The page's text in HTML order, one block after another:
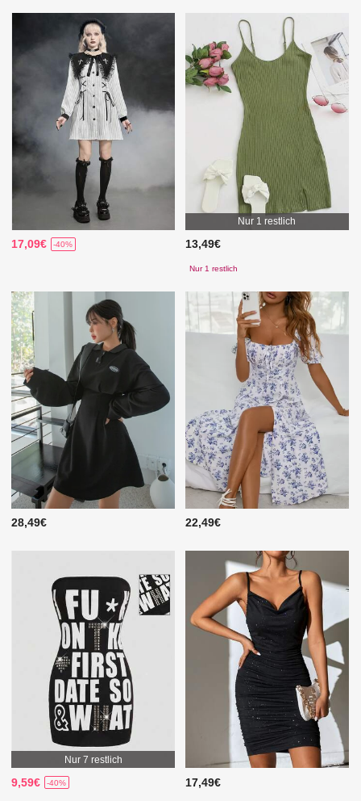
17,09€ -40%
Nur 1 restlich
13,49€
Nur 1 restlich
28,49€ 22,49€
Nur 7 restlich
9,59€ -40% 17,49€